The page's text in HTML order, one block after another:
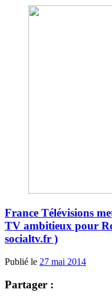
France Télévisions
TV ambitieux pour
socialtv.fr )
Publié le 27 mai 2014
Partager :